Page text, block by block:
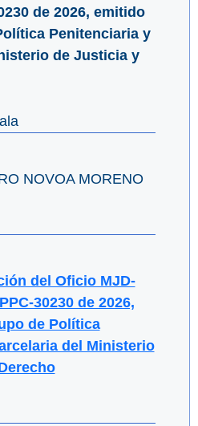
de 2026, emitido
Penitenciaria y
de Justicia y
NOVOA MORENO
del Oficio MJD-
30230 de 2026,
de Política
del Ministerio